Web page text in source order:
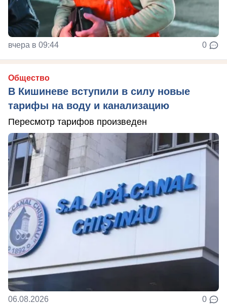
вчера в 09:44 0
Общество
В Кишиневе вступили в силу новые
тарифы на воду и канализацию
Пересмотр тарифов произведен
06.08.2026 0